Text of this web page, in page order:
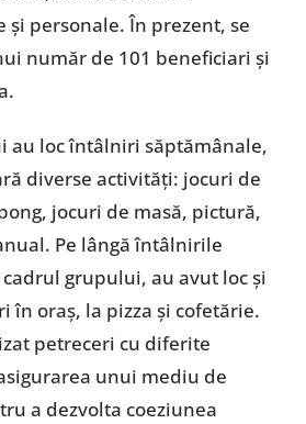
personale. În prezent, se
număr de 101 beneficiari și
au loc întâlniri săptămânale,
diverse activități: jocuri de
jocuri de masă, pictură,
Pe lângă întâlnirile
grupului, au avut loc și
în oraș, la pizza și cofetărie.
petreceri cu diferite
unui mediu de
a dezvolta coeziunea